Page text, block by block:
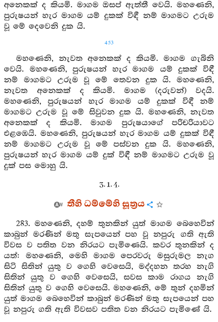
අනෙකක් ද කියමි. මාගම ඔසප් ඇත්තී වෙයි. මහණෙනි,
පුරුෂයන් හැර මාගම යම් දුකක් විඳී නම් මාගමට උරුම
වූ මේ දෙවෙනි දුක යි.
453
මහණෙනි, නැවත අනෙකක් ද කියමි. මාගම ගැබිනි
වෙයි. මහණෙනි, පුරුෂයන් හැර මාගම යම් දුකක් විඳී
නම් මාගමට උරුම වූ මේ තෙවන දුක යි. මහණෙනි,
නැවත අනෙකක් ද කියමි. මාගම (දරුවන්) වදයි.
මහණෙනි, පුරුෂයන් හැර මාගම යම් දුකක් විඳී නම්
මාගමට උරුම වූ මේ සිවුවන දුක යි. මහණෙනි, නැවත
අනෙකක් ද කියමි. මාගම පුරුෂයාගේ පරිචරියාවට
එළඹෙයි. මහණෙනි, පුරුෂයන් හැර මාගම යම් දුකක් විඳී
නම් මාගමට උරුම වූ මේ පස්වන දුක යි. මහණෙනි,
පුරුෂයන් හැර මාගම යම් දුක් විඳී නම් මාගමට උරුම වූ
දුක් පස මොහු යි.
3. 1. 4.
තීහි ධම්මේහි සූත්‍රය
283. මහණෙනි, දහම් තුනකින් යුත් මාගම බෙහෙවින්
කාබුන් මරණින් මතු සැපයෙන් පහ වූ නපුරු ගති ඇති
විවස ව පතිත වන නිරයට පැමිණෙයි. කවර තුනකින් ද
යත්: මහණෙනි, මෙහි මාගම පෙරවරු මසුරුමල නැග
සිටි සිතින් යුතු ව ගෙහි වෙසෙයි, මද්දහන තරහ නැගි
සිතින් යුතු ව ගෙහි වෙසෙයි, සවස කාම රාගය නැගි
සිතින් යුතු ව ගෙහි වෙසෙයි. මහණෙනි, මේ තුන් දහමින්
යුත් මාගම බෙහෙවින් කාබුන් මරණින් මතු සැපයෙන් පහ
වූ නපුරු ගති ඇති විවසව පතිත වන නිරයට පැමිණේ යි.